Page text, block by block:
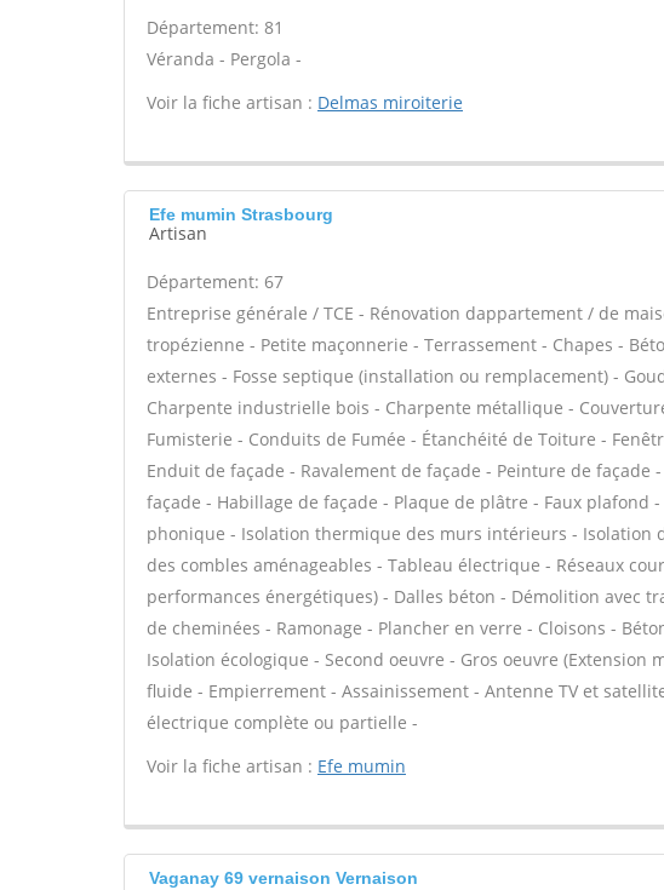
Département: 81
Véranda - Pergola -
Voir la fiche artisan : Delmas miroiterie
Efe mumin Strasbourg
Artisan
Département: 67
Entreprise générale / TCE - Rénovation dappartement / de
tropézienne - Petite maçonnerie - Terrassement - Chapes -
externes - Fosse septique (installation ou remplacement) -
Charpente industrielle bois - Charpente métallique -
Fumisterie - Conduits de Fumée - Étanchéité de Toiture -
Enduit de façade - Ravalement de façade - Peinture de
façade - Habillage de façade - Plaque de plâtre - Faux plafond
phonique - Isolation thermique des murs intérieurs - Isolation
des combles aménageables - Tableau électrique - Réseaux
performances énergétiques) - Dalles béton - Démolition avec
de cheminées - Ramonage - Plancher en verre - Cloisons -
Isolation écologique - Second oeuvre - Gros oeuvre (Extension
fluide - Empierrement - Assainissement - Antenne TV et
électrique complète ou partielle -
Voir la fiche artisan : Efe mumin
Vaganay 69 vernaison Vernaison